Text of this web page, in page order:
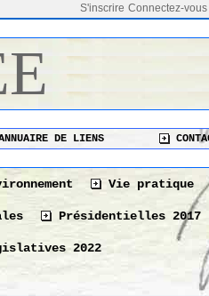
Connectez-vous
S'inscrire
DE LIENS
Vie pratique
Présidentielles 2017
2022